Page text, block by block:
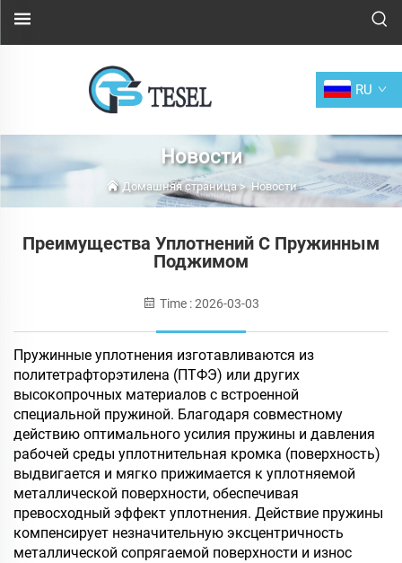
RU
Новости
Домашняя страница> Новости
Преимущества Уплотнений С Пружинным
Поджимом
Time : 2026-03-03
Пружинные уплотнения изготавливаются из
политетрафторэтилена (ПТФЭ) или других
высокопрочных материалов с встроенной
специальной пружиной. Благодаря совместному
действию оптимального усилия пружины и давления
рабочей среды уплотнительная кромка (поверхность)
выдвигается и мягко прижимается к уплотняемой
металлической поверхности, обеспечивая
превосходный эффект уплотнения. Действие пружины
компенсирует незначительную эксцентричность
металлической сопрягаемой поверхности и износ